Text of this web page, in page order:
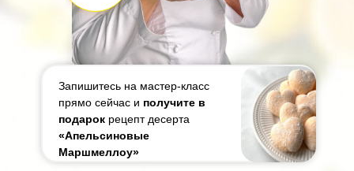
Запишитесь на мастер-класс
прямо сейчас и получите в
подарок рецепт десерта
«Апельсиновые
Маршмеллоу»